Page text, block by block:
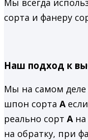
Мы всегда
сорта и фанеру
Наш подход к
Мы на самом деле
шпон сорта А
реально сорт Ана
на обратку, при